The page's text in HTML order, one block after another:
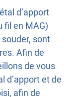
d’apport
fil en MAG)
sont
Afin de
de vous
d’apport et de
afin de